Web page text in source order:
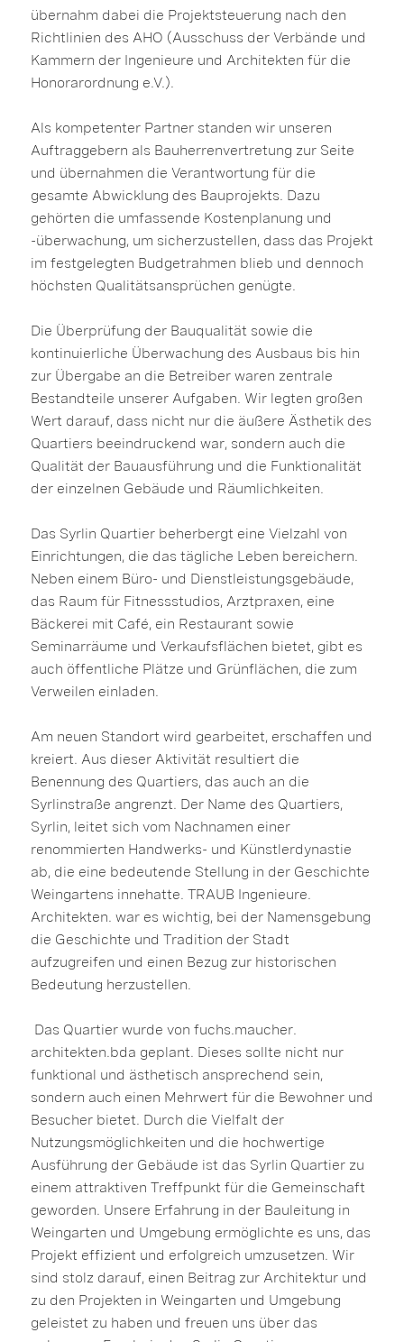
übernahm dabei die Projektsteuerung nach den
Richtlinien des AHO (Ausschuss der Verbände und
Kammern der Ingenieure und Architekten für die
Honorarordnung e.V.).
Als kompetenter Partner standen wir unseren
Auftraggebern als Bauherrenvertretung zur Seite
und übernahmen die Verantwortung für die
gesamte Abwicklung des Bauprojekts. Dazu
gehörten die umfassende Kostenplanung und
-überwachung, um sicherzustellen, dass das Projekt
im festgelegten Budgetrahmen blieb und dennoch
höchsten Qualitätsansprüchen genügte.
Die Überprüfung der Bauqualität sowie die
kontinuierliche Überwachung des Ausbaus bis hin
zur Übergabe an die Betreiber waren zentrale
Bestandteile unserer Aufgaben. Wir legten großen
Wert darauf, dass nicht nur die äußere Ästhetik des
Quartiers beeindruckend war, sondern auch die
Qualität der Bauausführung und die Funktionalität
der einzelnen Gebäude und Räumlichkeiten.
Das Syrlin Quartier beherbergt eine Vielzahl von
Einrichtungen, die das tägliche Leben bereichern.
Neben einem Büro- und Dienstleistungsgebäude,
das Raum für Fitnessstudios, Arztpraxen, eine
Bäckerei mit Café, ein Restaurant sowie
Seminarräume und Verkaufsflächen bietet, gibt es
auch öffentliche Plätze und Grünflächen, die zum
Verweilen einladen.
Am neuen Standort wird gearbeitet, erschaffen und
kreiert. Aus dieser Aktivität resultiert die
Benennung des Quartiers, das auch an die
Syrlinstraße angrenzt. Der Name des Quartiers,
Syrlin, leitet sich vom Nachnamen einer
renommierten Handwerks- und Künstlerdynastie
ab, die eine bedeutende Stellung in der Geschichte
Weingartens innehatte. TRAUB Ingenieure.
Architekten. war es wichtig, bei der Namensgebung
die Geschichte und Tradition der Stadt
aufzugreifen und einen Bezug zur historischen
Bedeutung herzustellen.
Das Quartier wurde von fuchs.maucher.
architekten.bda geplant. Dieses sollte nicht nur
funktional und ästhetisch ansprechend sein,
sondern auch einen Mehrwert für die Bewohner und
Besucher bietet. Durch die Vielfalt der
Nutzungsmöglichkeiten und die hochwertige
Ausführung der Gebäude ist das Syrlin Quartier zu
einem attraktiven Treffpunkt für die Gemeinschaft
geworden. Unsere Erfahrung in der Bauleitung in
Weingarten und Umgebung ermöglichte es uns, das
Projekt effizient und erfolgreich umzusetzen. Wir
sind stolz darauf, einen Beitrag zur Architektur und
zu den Projekten in Weingarten und Umgebung
geleistet zu haben und freuen uns über das